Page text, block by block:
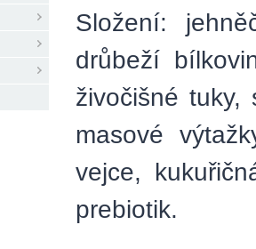
Složení:
drůbeží
živočišné tuky,
masové
vejce,
prebiotik.